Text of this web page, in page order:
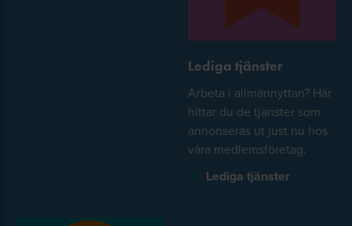
Lediga tjänster
Arbeta i allmännyttan? Här
hittar du de tjänster som
annonseras ut just nu hos
våra medlemsföretag.
Lediga tjänster